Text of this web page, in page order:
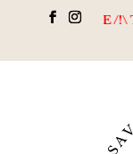
DESTOCKAGE /!\